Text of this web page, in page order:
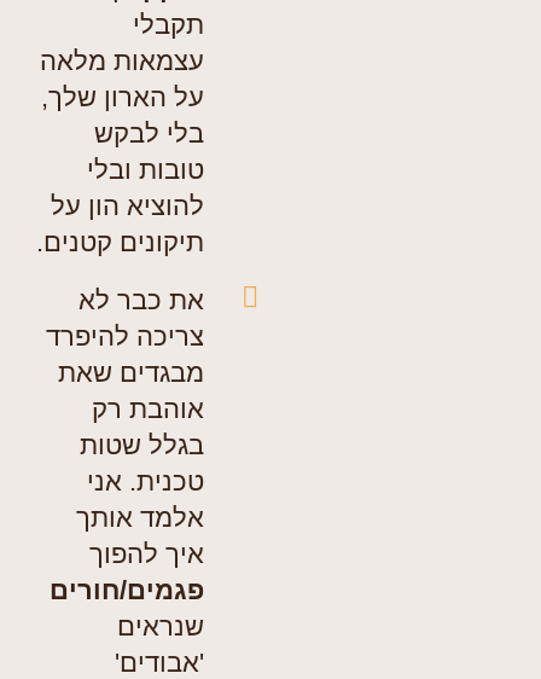
תקבלי
עצמאות מלאה
על הארון שלך,
בלי לבקש
טובות ובלי
להוציא הון על
תיקונים קטנים.
את כבר לא
צריכה להיפרד
מבגדים שאת
אוהבת רק
בגלל שטות
טכנית. אני
אלמד אותך
איך להפוך
פגמים/חורים
שנראים
'אבודים'